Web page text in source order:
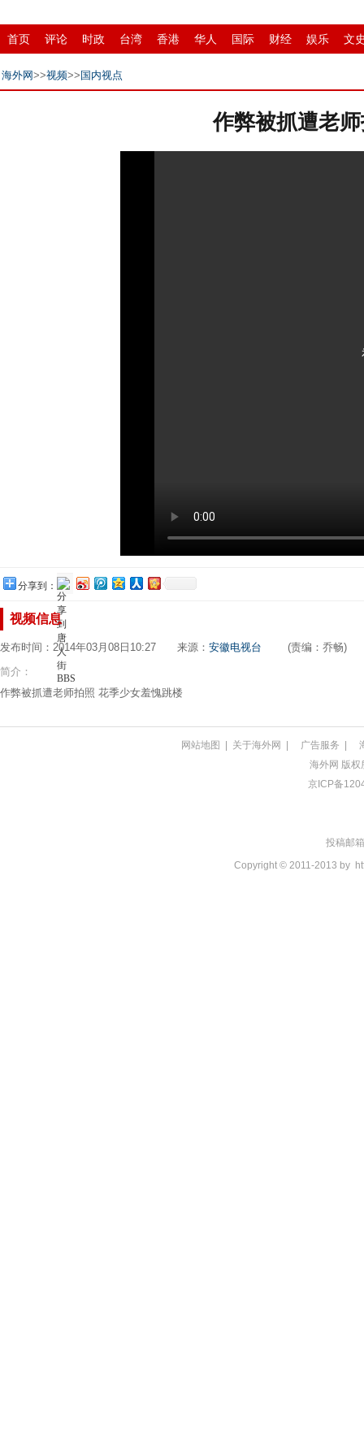
首页 评论 时政 台湾 香港 华人 国际 财经 娱乐 文
县域 环保 创投
海外网>>视频>> 国内视点
作弊被抓遭老
分享到：
视频信息
发布时间：2014年03月08日10:27 来源： 安徽电视台 (责编：乔畅)
简介：
作弊被抓遭老师拍照 花季少女羞愧跳楼
网站地图 | 关于海外网 | 广告服务 |
海外网 版权
京ICP备
投稿邮
Copyright © 2011-2013 by